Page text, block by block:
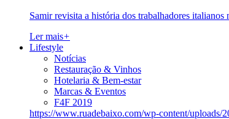
Samir revisita a história dos trabalhadores italianos
Ler mais+
Lifestyle
Notícias
Restauração & Vinhos
Hotelaria & Bem-estar
Marcas & Eventos
F4F 2019
https://www.ruadebaixo.com/wp-content/uploads/